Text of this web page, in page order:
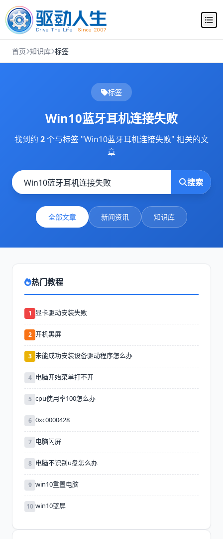
首页 知识库 标签
标签
Win10蓝牙耳机连接失败
找到约 2个与标签 "Win10蓝牙耳机连接失败" 相关的文
章
搜索
全部文章 新闻资讯 知识库
热门教程
1 显卡驱动安装失败
2 开机黑屏
3 未能成功安装设备驱动程序怎么办
4 电脑开始菜单打不开
5 cpu使用率100怎么办
6 0xc0000428
7 电脑闪屏
8 电脑不识别u盘怎么办
9 win10重置电脑
10 win10蓝屏